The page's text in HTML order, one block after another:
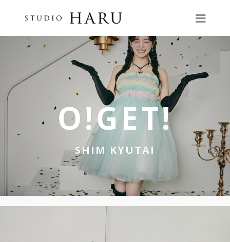
O!GET!
SHIM KYUTAI